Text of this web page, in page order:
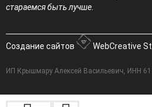
стараемся быть лучше.
Создание сайтов WebCreative
ИП Крышмару Алексей Васильевич, ИНН